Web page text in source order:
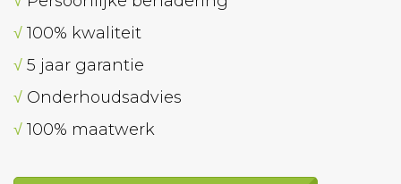
√ 100% kwaliteit
√ 5 jaar garantie
√ Onderhoudsadvies
√ 100% maatwerk